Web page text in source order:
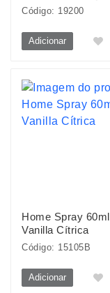
Código: 19200
Adicionar
Home Spray 60ml
Vanilla Cítrica
Código: 15105B
Adicionar